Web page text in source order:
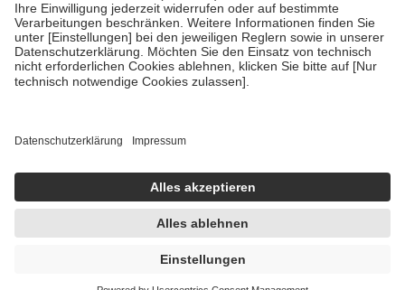
• Untersuchungen zur Vorsorge und Früherkennung, die von der
GKV getragen werden
• empfohlenen Schutzimpfungen
• Harn- und Blutteststreifen
getroffen, um sicherzustellen, dass es sich um echte Bewertungen
https://help.etrusted.com/hc/de/articles/4419944605341
Einige Bilder und Inhalte wurden unter Zuhilfenahme künstlicher